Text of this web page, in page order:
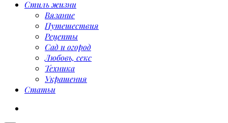
Стиль жизни
Вязание
Путешествия
Рецепты
Сад и огород
Любовь, секс
Техника
Украшения
Статьи